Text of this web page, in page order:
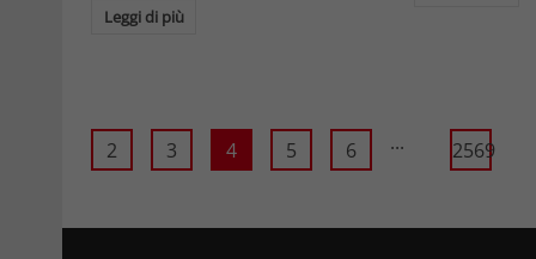
Leggi di più
2 3 4 5 6 ... 2569